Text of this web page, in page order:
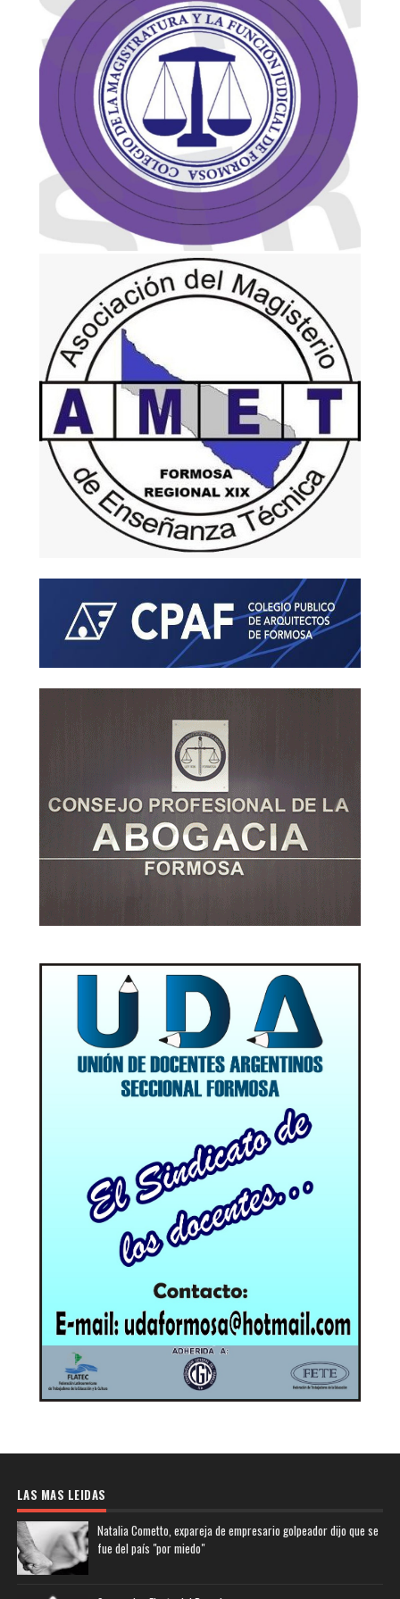
LAS MAS LEIDAS
Natalia Cometto, expareja de empresario golpeador dijo que se
fue del país "por miedo"